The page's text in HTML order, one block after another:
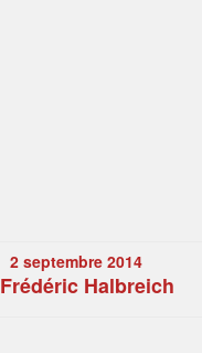
2 septembre 2014
Frédéric Halbreich